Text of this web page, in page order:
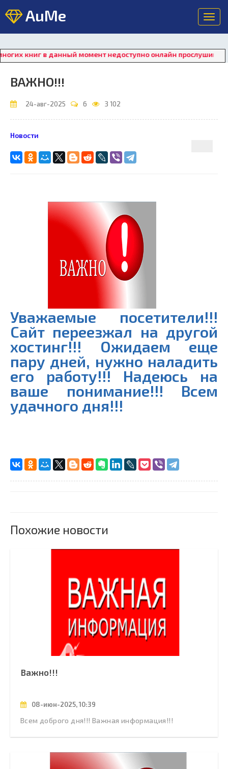
AuMe
в данный момент недоступно онлайн прослушивание.
ВАЖНО!!!
24-авг-2025 6 3 102
Новости
Уважаемые посетители!!!
Сайт переезжал на другой
хостинг!!! Ожидаем еще
пару дней, нужно наладить
его работу!!! Надеюсь на
ваше понимание!!! Всем
удачного дня!!!
Похожие новости
Важно!!!
08-июн-2025, 10:39
Всем доброго дня!!! Важная информация!!!